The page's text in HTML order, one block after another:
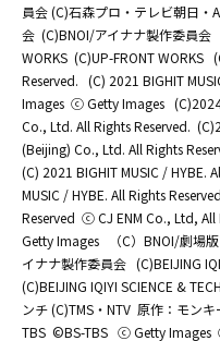
員会 (C)石森プロ・テレビ朝日・
会 (C)BNOI/アイナナ製作委員会
WORKS (C)UP-FRONT WORKS
Reserved. (C) 2021 BIGHIT
Images ⓒ Getty Images
Co., Ltd. All Rights Reserved.
(Beijing) Co., Ltd. All Rights
(C) 2021 BIGHIT MUSIC / HYBE.
MUSIC / HYBE. All Rights
Reserved ⓒ CJ ENM Co., Ltd, All
Getty Images
（C）BNOI/劇場
イナナ製作委員会 (C)BEIJING
(C)BEIJING IQIYI SCIENCE &
ンチ (C)TMS・NTV 原作：モンキ
TBS ©BS-TBS ⓒ Getty Images